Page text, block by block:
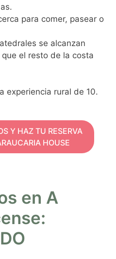
para comer, pasear o
se alcanzan
el resto de la costa
experiencia rural de 10.
Y HAZ TU RESERVA
HOUSE
en A